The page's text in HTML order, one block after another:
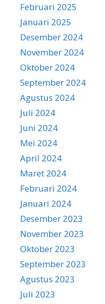
Februari 2025
Januari 2025
Desember 2024
November 2024
Oktober 2024
September 2024
Agustus 2024
Juli 2024
Juni 2024
Mei 2024
April 2024
Maret 2024
Februari 2024
Januari 2024
Desember 2023
November 2023
Oktober 2023
September 2023
Agustus 2023
Juli 2023